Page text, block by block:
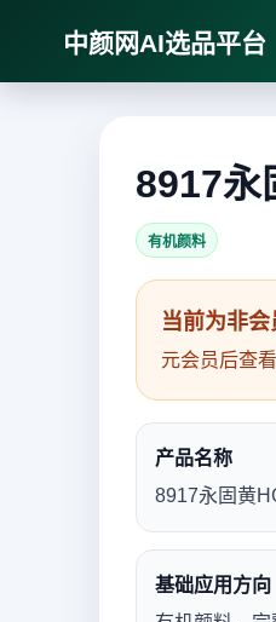
中颜网AI选品平台
8917永
有机颜料
当前为非会
元会员后查看
产品名称
8917永固黄
基础应用方向